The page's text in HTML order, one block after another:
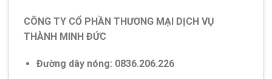
CÔNG TY CỔ PHẦN THƯƠNG MẠI DỊCH VỤ
THÀNH MINH ĐỨC
Đường dây nóng: 0836.206.226